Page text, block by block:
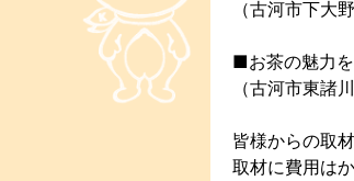
（古河市下大
■お茶の魅力を
（古河市東諸
皆様からの取
取材に費用は